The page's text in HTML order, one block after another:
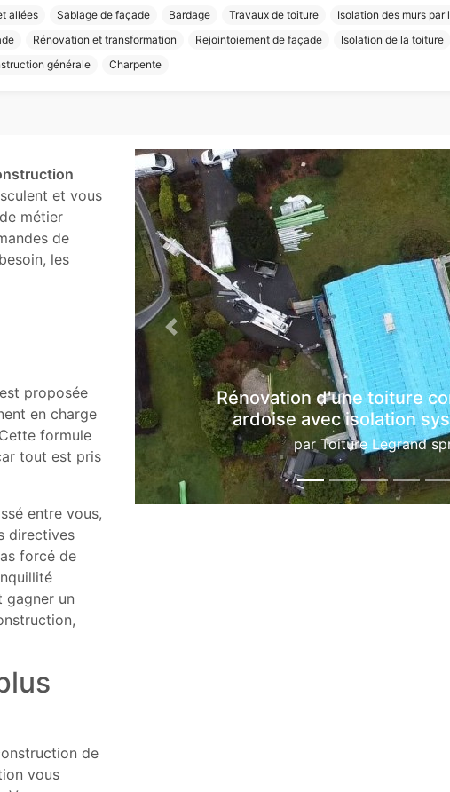
allées
Sablage de façade Bardage Travaux de toiture
Isolation des murs par
Rénovation et transformation Rejointoiement de façade Isolation de la toiture
générale Charpente
et vous
métier
de
les
est proposée
en charge
formule
tout est pris
entre vous,
directives
forcé de
gagner un
de
vous
d'une toiture complète en
avec isolation système sa
par Toiture Legrand sprl
Previous